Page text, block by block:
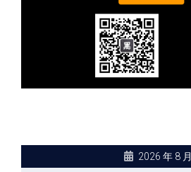
2026 年 8 月